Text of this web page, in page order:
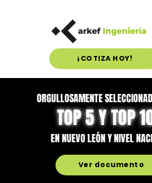
¡COTIZA HOY!
ORGULLOSAMENTE
TOP 5 Y TOP
EN NUEVO LEÓN Y NIVEL
Ver documento